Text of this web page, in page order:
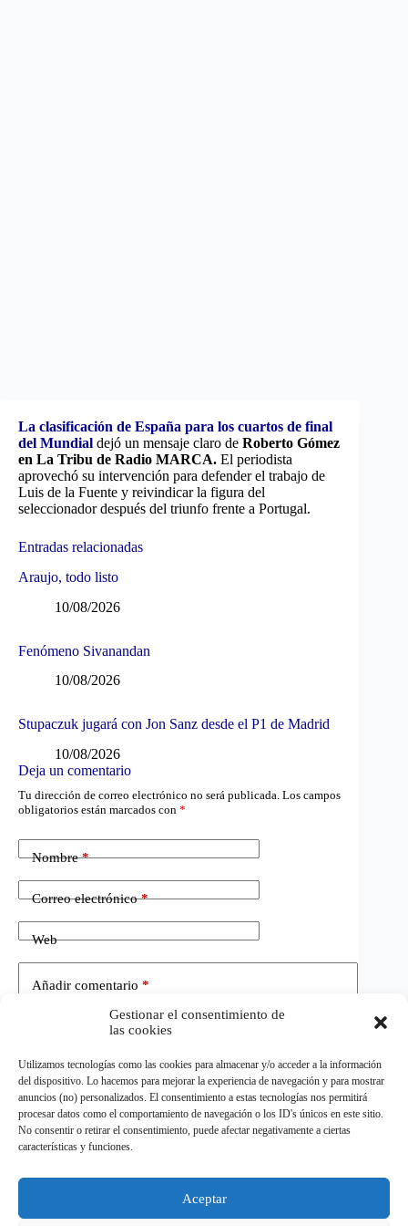
Gestionar el consentimiento de
las cookies
Utilizamos tecnologías como las cookies para almacenar y/o acceder a la información
del dispositivo. Lo hacemos para mejorar la experiencia de navegación y para mostrar
anuncios (no) personalizados. El consentimiento a estas tecnologías nos permitirá
procesar datos como el comportamiento de navegación o los ID's únicos en este sitio.
No consentir o retirar el consentimiento, puede afectar negativamente a ciertas
características y funciones.
Aceptar
La clasificación de España para los cuartos de final
del Mundial dejó un mensaje claro de Roberto Gómez
en La Tribu de Radio MARCA. El periodista
aprovechó su intervención para defender el trabajo de
Luis de la Fuente y reivindicar la figura del
seleccionador después del triunfo frente a Portugal.
Entradas relacionadas
Araujo, todo listo
10/08/2026
Fenómeno Sivanandan
10/08/2026
Stupaczuk jugará con Jon Sanz desde el P1 de Madrid
10/08/2026
Deja un comentario
Tu dirección de correo electrónico no será publicada. Los campos
obligatorios están marcados con *
Nombre*
Correo electrónico*
Web
Añadir comentario *
Publicar el comentario